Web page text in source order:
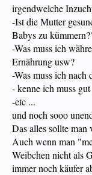
irgendwelche
-Ist die Mutter
Babys zu
-Was muss ich
Ernährung usw?
-Was muss ich nach
- kenne ich muss
-etc ...
und noch sooo
Das alles sollte
Auch wenn man
Weibchen nicht als
immer noch käufer